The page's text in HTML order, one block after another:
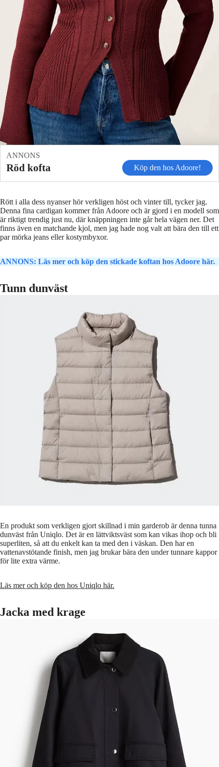
ANNONS
Röd kofta Köp den hos Adoore!
Rött i alla dess nyanser hör verkligen höst och vinter till, tycker jag.
Denna fina cardigan kommer från Adoore och är gjord i en modell som
är riktigt trendig just nu, där knäppningen inte går hela vägen ner. Det
finns även en matchande kjol, men jag hade nog valt att bära den till ett
par mörka jeans eller kostymbyxor.
ANNONS: Läs mer och köp den stickade koftan hos Adoore här.
Tunn dunväst
En produkt som verkligen gjort skillnad i min garderob är denna tunna
dunväst från Uniqlo. Det är en lättviktsväst som kan vikas ihop och bli
superliten, så att du enkelt kan ta med den i väskan. Den har en
vattenavstötande finish, men jag brukar bära den under tunnare kappor
för lite extra värme.
Läs mer och köp den hos Uniqlo här.
Jacka med krage